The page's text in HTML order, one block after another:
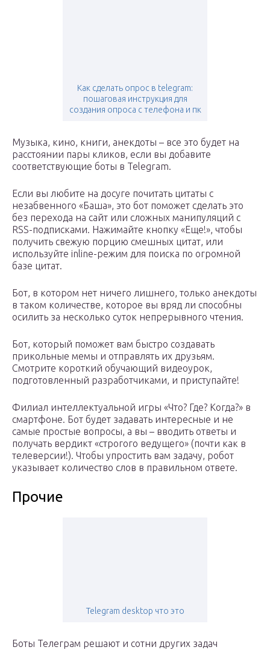
Как сделать опрос в telegram:
пошаговая инструкция для
создания опроса с телефона и пк
Музыка, кино, книги, анекдоты – все это будет на
расстоянии пары кликов, если вы добавите
соответствующие боты в Telegram.
Если вы любите на досуге почитать цитаты с
незабвенного «Баша», это бот поможет сделать это
без перехода на сайт или сложных манипуляций с
RSS-подписками. Нажимайте кнопку «Еще!», чтобы
получить свежую порцию смешных цитат, или
используйте inline-режим для поиска по огромной
базе цитат.
Бот, в котором нет ничего лишнего, только анекдоты
в таком количестве, которое вы вряд ли способны
осилить за несколько суток непрерывного чтения.
Бот, который поможет вам быстро создавать
прикольные мемы и отправлять их друзьям.
Смотрите короткий обучающий видеоурок,
подготовленный разработчиками, и приступайте!
Филиал интеллектуальной игры «Что? Где? Когда?» в
смартфоне. Бот будет задавать интересные и не
самые простые вопросы, а вы – вводить ответы и
получать вердикт «строгого ведущего» (почти как в
телеверсии!). Чтобы упростить вам задачу, робот
указывает количество слов в правильном ответе.
Прочие
Telegram desktop что это
Боты Телеграм решают и сотни других задач